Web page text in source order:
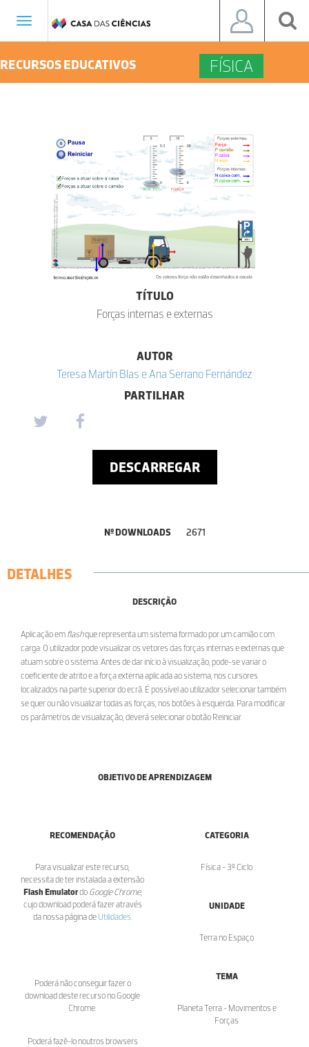
Toggle
RECURSOS EDUCATIVOS FÍSICA
TÍTULO
Forças internas e externas
AUTOR
Teresa Martín Blas e Ana Serrano Fernández
PARTILHAR
DESCARREGAR
Nº DOWNLOADS 2671
DETALHES
DESCRIÇÃO
Aplicação em flashque representa um sistema formado por um camião com
carga. O utilizador pode visualizar os vetores das forças internas e externas que
atuam sobre o sistema. Antes de dar início à visualização, pode-se variar o
coeficiente de atrito e a força externa aplicada ao sistema, nos cursores
localizados na parte superior do ecrã. É possível ao utilizador selecionar também
se quer ou não visualizar todas as forças, nos botões à esquerda. Para modificar
os parâmetros de visualização, deverá selecionar o botão Reiniciar.
OBJETIVO DE APRENDIZAGEM
RECOMENDAÇÃO
Para visualizar este recurso,
necessita de ter instalada a extensão
Flash Emulatordo Google Chrome,
cujo download poderá fazer através
da nossa página de Utilidades
Poderá não conseguir fazer o
download deste recurso no Google
Chrome.
Poderá fazê-lo noutros browsers
CATEGORIA
Física - 3º Ciclo
UNIDADE
Terra no Espaço
TEMA
Planeta Terra - Movimentos e
Forças